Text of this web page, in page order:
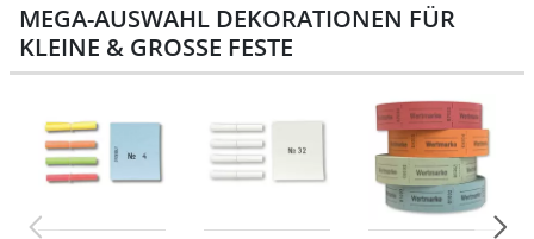
MEGA-AUSWAHL DEKORATIONEN FÜR
KLEINE & GROSSE FESTE